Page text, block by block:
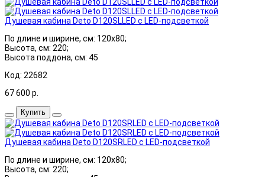
Душевая кабина Deto D120SLLED с LED-подсветкой
По длине и ширине, см: 120x80;
Высота, см: 220;
Высота поддона, см: 45
Код: 22682
67 600 р.
Купить
Душевая кабина Deto D120SRLED с LED-подсветкой
По длине и ширине, см: 120x80;
Высота, см: 220;